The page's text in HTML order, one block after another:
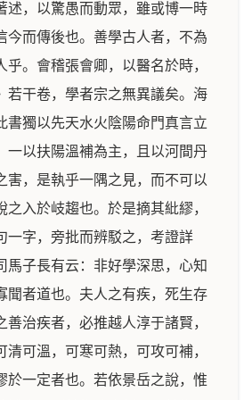
述，以驚愚而動眾，雖或博一時
今而傳後也。善學古人者，不為
乎。會稽張會卿，以醫名於時，
若干卷，學者宗之無異議矣。海
書獨以先天水火陰陽命門真言立
一以扶陽溫補為主，且以河間丹
害，是執乎一隅之見，而不可以
之入於岐趨也。於是摘其紕繆，
一字，旁批而辨駁之，考證詳
馬子長有云：非好學深思，心知
聞者道也。夫人之有疾，死生存
善治疾者，必推越人淳于諸賢，
清可溫，可寒可熱，可攻可補，
於一定者也。若依景岳之說，惟